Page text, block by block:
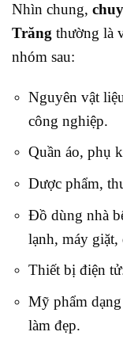
Nhìn chung,
Trăng thường là
nhóm sau:
Nguyên vật
công nghiệp.
Quần áo, phụ
Dược phẩm,
Đồ dùng nhà
lạnh, máy
Thiết bị điện
Mỹ phẩm
làm đẹp.